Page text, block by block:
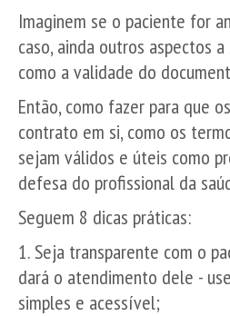
Imaginem se o paciente for
caso, ainda outros aspectos
como a validade do
Então, como fazer para que
contrato em si, como os
sejam válidos e úteis como
defesa do profissional da
Seguem 8 dicas práticas:
1. Seja transparente com o
dará o atendimento dele -
simples e acessível;